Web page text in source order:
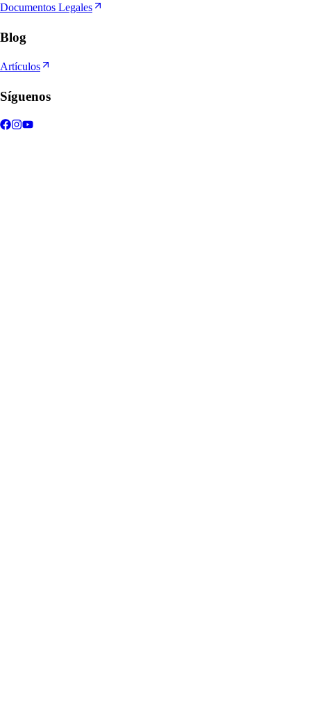
Documentos Legales
Blog
Artículos
Síguenos